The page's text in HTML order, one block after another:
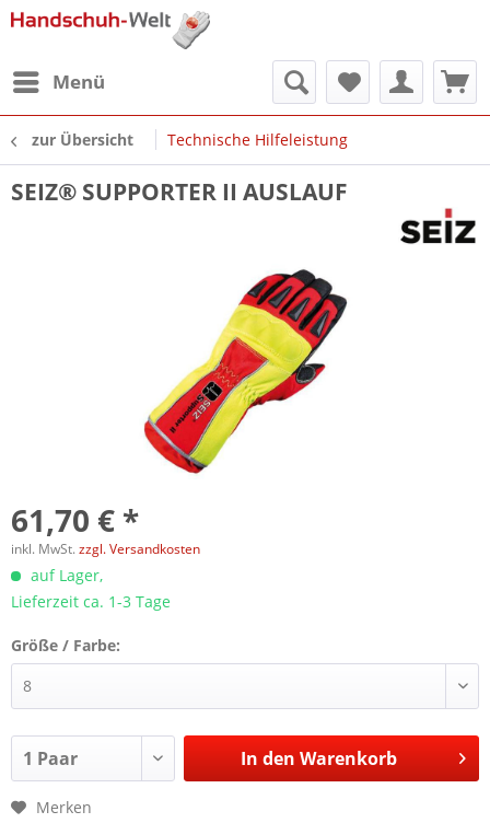
Menü
zur Übersicht Technische Hilfeleistung
SEIZ® SUPPORTER II AUSLAUF
61,70 € *
inkl. MwSt. zzgl. Versandkosten
auf Lager,
Lieferzeit ca. 1-3 Tage
Größe / Farbe:
In den Warenkorb
Merken